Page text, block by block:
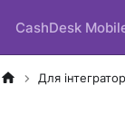
CashDesk
Для